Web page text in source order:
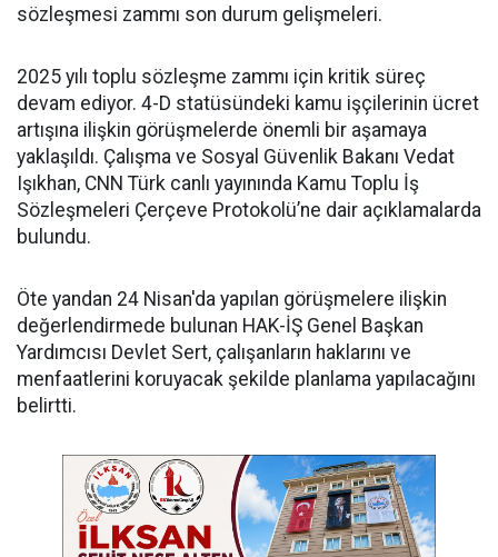
sözleşmesi zammı son durum gelişmeleri.
2025 yılı toplu sözleşme zammı için kritik süreç
devam ediyor. 4-D statüsündeki kamu işçilerinin ücret
artışına ilişkin görüşmelerde önemli bir aşamaya
yaklaşıldı. Çalışma ve Sosyal Güvenlik Bakanı Vedat
Işıkhan, CNN Türk canlı yayınında Kamu Toplu İş
Sözleşmeleri Çerçeve Protokolü’ne dair açıklamalarda
bulundu.
Öte yandan 24 Nisan'da yapılan görüşmelere ilişkin
değerlendirmede bulunan HAK-İŞ Genel Başkan
Yardımcısı Devlet Sert, çalışanların haklarını ve
menfaatlerini koruyacak şekilde planlama yapılacağını
belirtti.